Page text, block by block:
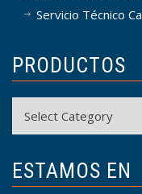
Servicio Técnico
PRODUCTOS
ESTAMOS EN